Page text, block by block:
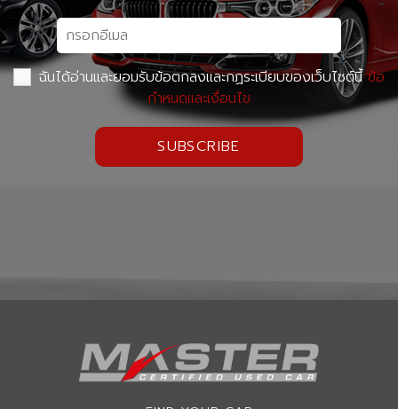
ฉันได้อ่านและยอมรับข้อตกลงและกฏระเบียบของเว็บไซต์นี้ข้อ
กำหนดและเงื่อนไข
SUBSCRIBE